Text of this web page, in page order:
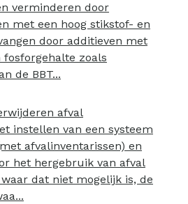
verminderen door
met een hoog stikstof- en
door additieven met
zoals
de BBT...
afval
instellen van een systeem
afvalinventarissen) en
het hergebruik van afval
dat niet mogelijk is, de